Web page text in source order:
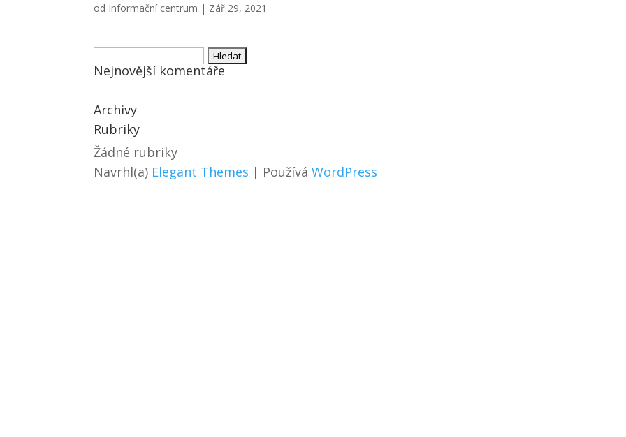
od Informační centrum | Zář 29, 2021
Vyhledávání
Nejnovější komentáře
Archivy
Rubriky
Žádné rubriky
Navrhl(a) Elegant Themes | PoužíváWordPress